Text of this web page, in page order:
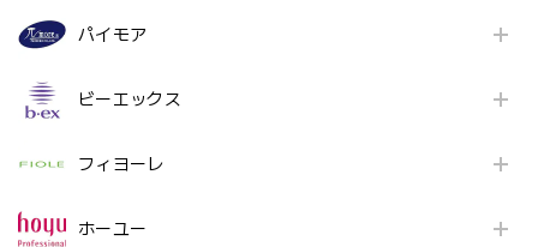
パイモア
ビーエックス
フィヨーレ
ホーユー